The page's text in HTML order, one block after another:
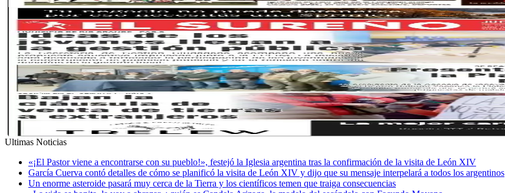
Ultimas Noticias
«¡El Pastor viene a encontrarse con su pueblo!», festejó la Iglesia argentina tras la confirmación de la visita de León XIV
García Cuerva contó detalles de cómo se planificó la visita de León XIV y dijo que su mensaje interpelará a todos los argentinos
Un enorme asteroide pasará muy cerca de la Tierra y los científicos temen que traiga consecuencias